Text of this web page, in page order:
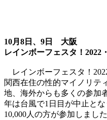
10月8日、9日 大阪
レインボーフェスタ！2022
レインボーフェスタ！
関西在住の性的マイノリテ
地、海外からも多くの参加
年は台風で1日目が中止と
10,000人の方が参加しました